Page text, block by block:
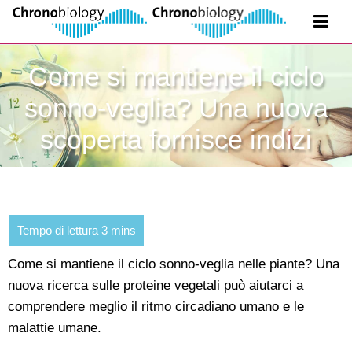
Come si mantiene il ciclo
sonno-veglia? Una nuova
scoperta fornisce indizi
Come si mantiene il ciclo sonno-veglia nelle piante? Una
nuova ricerca sulle proteine vegetali può aiutarci a
comprendere meglio il ritmo circadiano umano e le
malattie umane.